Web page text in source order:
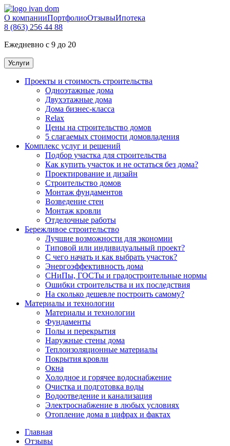
О компанииПортфолиоОтзывыИпотека
8 (863) 256 44 88
Ежедневно с 9 до 20
Услуги
Проекты и стоимость строительства
Одноэтажные дома
Двухэтажные дома
Дома бизнес-класса
Relax
Цены на строительство домов
5 слагаемых стоимости домовладения
Комплекс услуг и решений
Подбор участка для строительства
Как купить участок и не остаться без дома?
Проектирование и дизайн
Строительство домов
Монтаж фундаментов
Возведение стен
Монтаж кровли
Отделочные работы
Бережливое строительство
Лучшие возможности для экономии
Типовой или индивидуальный проект?
С чего начать и как выбрать участок?
Энергоэффективность дома
СНиПы, ГОСТы и градостроительные нормы
Ошибки строительства и их последствия
На сколько дешевле построить самому?
Материалы и технологии
Материалы и технологии
Фундаменты
Полы и перекрытия
Наружные стены дома
Теплоизоляционные материалы
Покрытия кровли
Окна
Холодное и горячее водоснабжение
Очистка и подготовка воды
Водоотведение и канализация
Электроснабжение в любых условиях
Отопление дома в цифрах и фактах
Главная
Отзывы